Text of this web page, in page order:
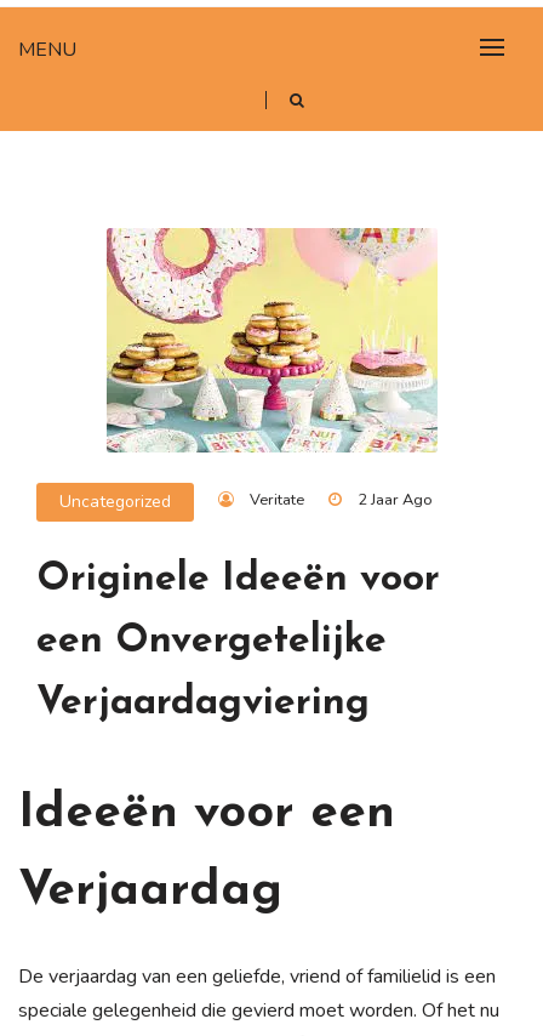
MENU
Uncategorized Veritate 2 Jaar Ago
Originele Ideeën voor
een Onvergetelijke
Verjaardagviering
Ideeën voor een
Verjaardag
De verjaardag van een geliefde, vriend of familielid is een
speciale gelegenheid die gevierd moet worden. Of het nu